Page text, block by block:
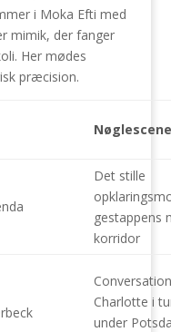
i Moka Efti med
mimik, der fanger
Her mødes
præcision.
Nøglescene
Det stille
gestappens
korridor
Charlotte i
under